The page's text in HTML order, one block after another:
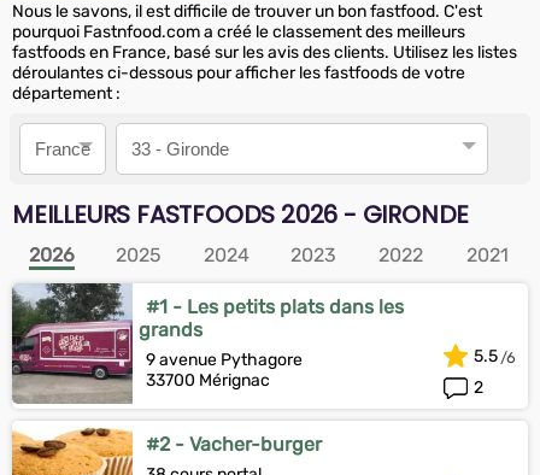
Nous le savons, il est difficile de trouver un bon fastfood. C'est
pourquoi Fastnfood.com a créé le classement des meilleurs
fastfoods en France, basé sur les avis des clients. Utilisez les listes
déroulantes ci-dessous pour afficher les fastfoods de votre
département :
Pays
Département
MEILLEURS FASTFOODS 2026 - GIRONDE
2026 2025 2024 2023 2022 2021
#1 - Les petits plats dans les
grands
9 avenue Pythagore
33700 Mérignac
2
5.5
#2 - Vacher-burger